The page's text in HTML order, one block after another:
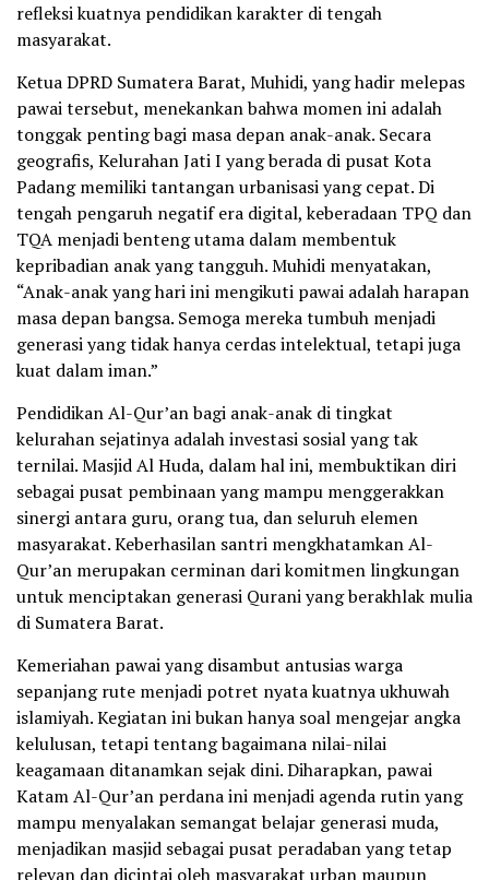
refleksi kuatnya pendidikan karakter di tengah
masyarakat.
Ketua DPRD Sumatera Barat, Muhidi, yang hadir melepas
pawai tersebut, menekankan bahwa momen ini adalah
tonggak penting bagi masa depan anak-anak. Secara
geografis, Kelurahan Jati I yang berada di pusat Kota
Padang memiliki tantangan urbanisasi yang cepat. Di
tengah pengaruh negatif era digital, keberadaan TPQ dan
TQA menjadi benteng utama dalam membentuk
kepribadian anak yang tangguh. Muhidi menyatakan,
“Anak-anak yang hari ini mengikuti pawai adalah harapan
masa depan bangsa. Semoga mereka tumbuh menjadi
generasi yang tidak hanya cerdas intelektual, tetapi juga
kuat dalam iman.”
Pendidikan Al-Qur’an bagi anak-anak di tingkat
kelurahan sejatinya adalah investasi sosial yang tak
ternilai. Masjid Al Huda, dalam hal ini, membuktikan diri
sebagai pusat pembinaan yang mampu menggerakkan
sinergi antara guru, orang tua, dan seluruh elemen
masyarakat. Keberhasilan santri mengkhatamkan Al-
Qur’an merupakan cerminan dari komitmen lingkungan
untuk menciptakan generasi Qurani yang berakhlak mulia
di Sumatera Barat.
Kemeriahan pawai yang disambut antusias warga
sepanjang rute menjadi potret nyata kuatnya ukhuwah
islamiyah. Kegiatan ini bukan hanya soal mengejar angka
kelulusan, tetapi tentang bagaimana nilai-nilai
keagamaan ditanamkan sejak dini. Diharapkan, pawai
Katam Al-Qur’an perdana ini menjadi agenda rutin yang
mampu menyalakan semangat belajar generasi muda,
menjadikan masjid sebagai pusat peradaban yang tetap
relevan dan dicintai oleh masyarakat urban maupun